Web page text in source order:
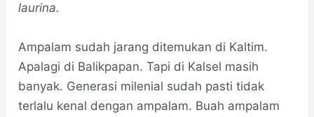
laurina.
Ampalam sudah jarang ditemukan di Kaltim.
Apalagi di Balikpapan. Tapi di Kalsel masih
banyak. Generasi milenial sudah pasti tidak
terlalu kenal dengan ampalam. Buah ampalam